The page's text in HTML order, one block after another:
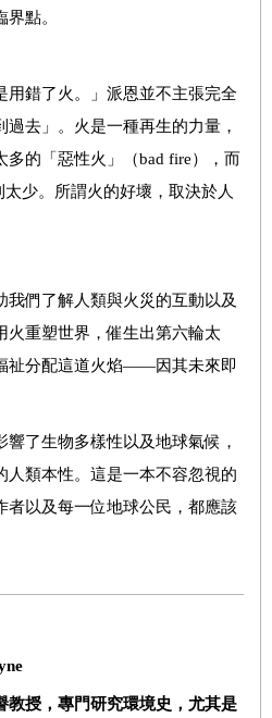
點。
用錯了火。」派恩並不主張完全
過去」。火是一種再生的力量，
的「惡性火」（bad fire），而
太少。所謂火的好壞，取決於人
們了解人類與火災的互動以及
火重塑世界，催生出第六輪太
祉分配這道火焰——因其未來即
了生物多樣性以及地球氣候，
人類本性。這是一本不容忽視的
者以及每一位地球公民，都應該
教授，專門研究環境史，尤其是